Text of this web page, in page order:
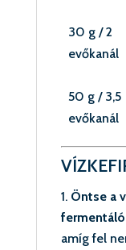
30 g / 2
evőkanál
50 g / 3,5
evőkanál
Öntse a
amíg fel